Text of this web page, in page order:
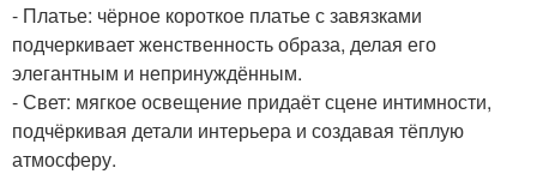
- Платье: чёрное короткое платье с завязками
подчеркивает женственность образа, делая его
элегантным и непринуждённым.
- Свет: мягкое освещение придаёт сцене интимности,
подчёркивая детали интерьера и создавая тёплую
атмосферу.